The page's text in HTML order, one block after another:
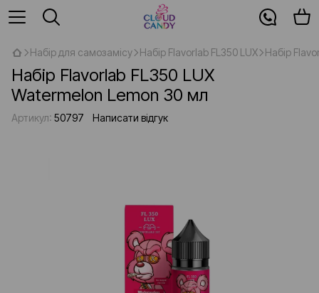
Набір для самозамісу Набір Flavorlab FL350 LUX Набір
Набір Flavorlab FL350 LUX
Watermelon Lemon 30 мл
Артикул: 50797 Написати відгук